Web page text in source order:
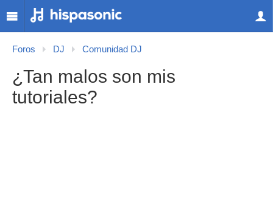
Foros DJ Comunidad DJ
¿Tan malos son mis
tutoriales?